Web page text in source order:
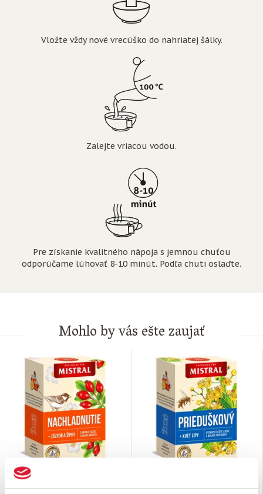
Vložte vždy nové vrecúško do nahriatej šálky.
Zalejte vriacou vodou.
Pre získanie kvalitného nápoja s jemnou chuťou
odporúčame lúhovať 8-10 minút. Podľa chuti oslaďte.
Mohlo by vás ešte zaujať
Funkčný čaj
Nachladnutie so s lipou